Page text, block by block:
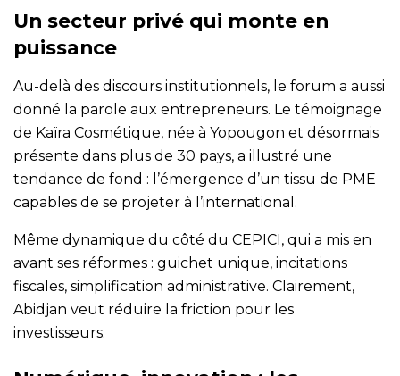
Un secteur privé qui monte en
puissance
Au-delà des discours institutionnels, le forum a aussi
donné la parole aux entrepreneurs. Le témoignage
de Kaïra Cosmétique, née à Yopougon et désormais
présente dans plus de 30 pays, a illustré une
tendance de fond : l’émergence d’un tissu de PME
capables de se projeter à l’international.
Même dynamique du côté du CEPICI, qui a mis en
avant ses réformes : guichet unique, incitations
fiscales, simplification administrative. Clairement,
Abidjan veut réduire la friction pour les
investisseurs.